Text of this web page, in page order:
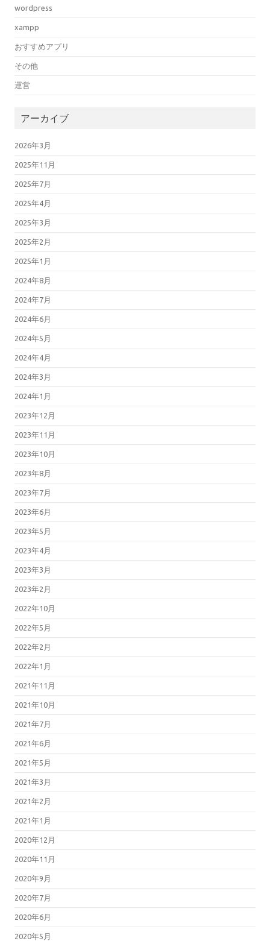
wordpress
xampp
おすすめアプリ
その他
運営
アーカイブ
2026年3月
2025年11月
2025年7月
2025年4月
2025年3月
2025年2月
2025年1月
2024年8月
2024年7月
2024年6月
2024年5月
2024年4月
2024年3月
2024年1月
2023年12月
2023年11月
2023年10月
2023年8月
2023年7月
2023年6月
2023年5月
2023年4月
2023年3月
2023年2月
2022年10月
2022年5月
2022年2月
2022年1月
2021年11月
2021年10月
2021年7月
2021年6月
2021年5月
2021年3月
2021年2月
2021年1月
2020年12月
2020年11月
2020年9月
2020年7月
2020年6月
2020年5月